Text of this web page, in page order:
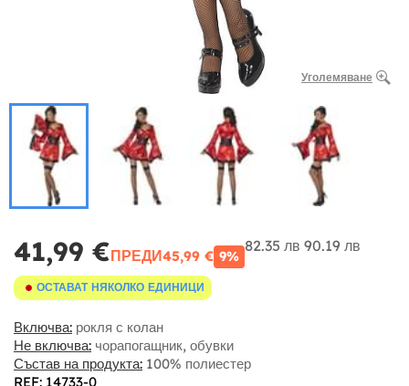
Уголемяване
41,99 €ПРЕДИ45,99 € 9%
82.35 лв 90.19 лв
ОСТАВАТ НЯКОЛКО ЕДИНИЦИ
Включва: рокля с колан
Не включва: чорапогащник, обувки
Състав на продукта: 100% полиестер
REF: 14733-0